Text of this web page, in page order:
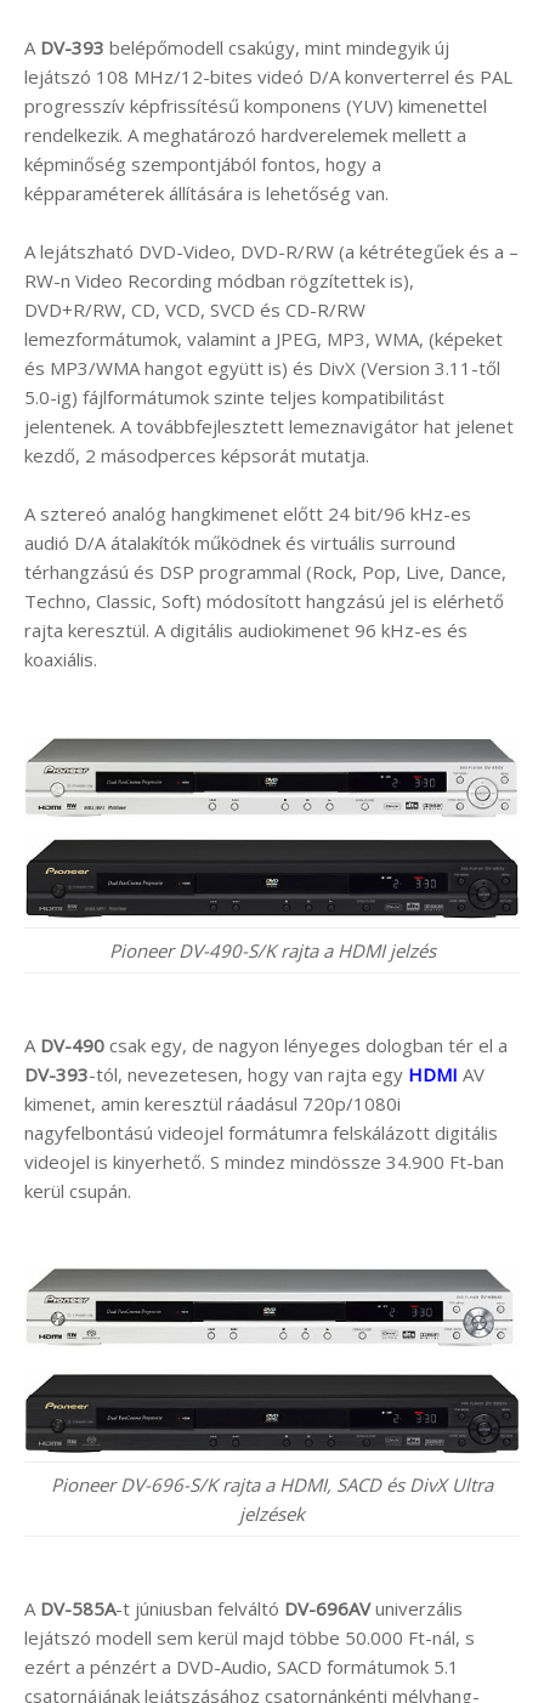
A DV-393 belépőmodell csakúgy, mint mindegyik új
lejátszó 108 MHz/12-bites videó D/A konverterrel és PAL
progresszív képfrissítésű komponens (YUV) kimenettel
rendelkezik. A meghatározó hardverelemek mellett a
képminőség szempontjából fontos, hogy a
képparaméterek állítására is lehetőség van.
A lejátszható DVD-Video, DVD-R/RW (a kétrétegűek és a –
RW-n Video Recording módban rögzítettek is),
DVD+R/RW, CD, VCD, SVCD és CD-R/RW
lemezformátumok, valamint a JPEG, MP3, WMA, (képeket
és MP3/WMA hangot együtt is) és DivX (Version 3.11-től
5.0-ig) fájlformátumok szinte teljes kompatibilitást
jelentenek. A továbbfejlesztett lemeznavigátor hat jelenet
kezdő, 2 másodperces képsorát mutatja.
A sztereó analóg hangkimenet előtt 24 bit/96 kHz-es
audió D/A átalakítók működnek és virtuális surround
térhangzású és DSP programmal (Rock, Pop, Live, Dance,
Techno, Classic, Soft) módosított hangzású jel is elérhető
rajta keresztül. A digitális audiokimenet 96 kHz-es és
koaxiális.
Pioneer DV-490-S/K rajta a HDMI jelzés
A DV-490 csak egy, de nagyon lényeges dologban tér el a
DV-393-tól, nevezetesen, hogy van rajta egy HDMI AV
kimenet, amin keresztül ráadásul 720p/1080i
nagyfelbontású videojel formátumra felskálázott digitális
videojel is kinyerhető. S mindez mindössze 34.900 Ft-ban
kerül csupán.
Pioneer DV-696-S/K rajta a HDMI, SACD és DivX Ultra
jelzések
A DV-585A-t júniusban felváltó DV-696AVuniverzális
lejátszó modell sem kerül majd többe 50.000 Ft-nál, s
ezért a pénzért a DVD-Audio, SACD formátumok 5.1
csatornájának lejátszásához csatornánkénti mélyhang-